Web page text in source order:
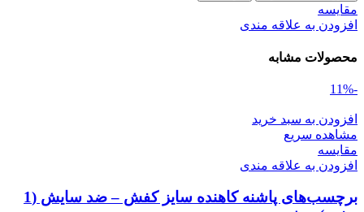
مقایسه
افزودن به علاقه مندی
محصولات مشابه
-11%
افزودن به سبد خرید
مشاهده سریع
مقایسه
افزودن به علاقه مندی
برچسب‌های پاشنه کاهنده سایز کفش – ضد سایش (1